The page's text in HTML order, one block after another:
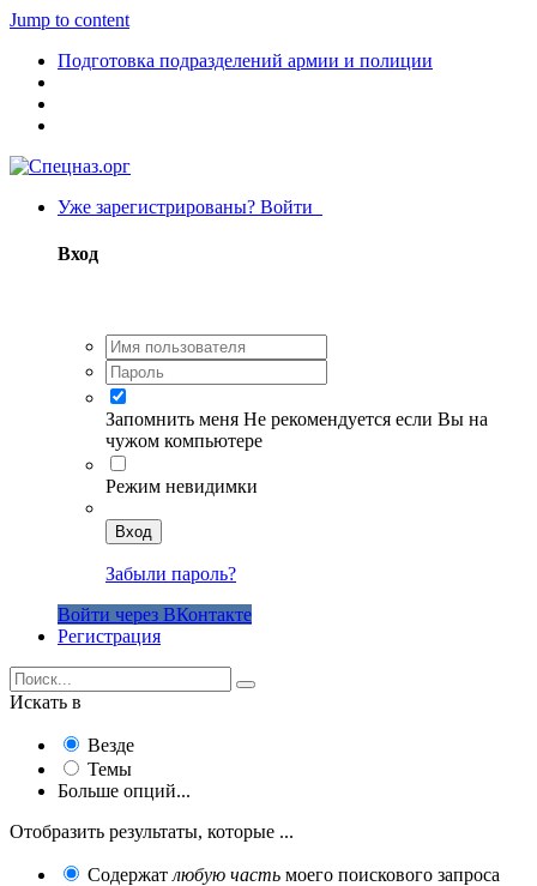
Jump to content
Подготовка подразделений армии и полиции
Уже зарегистрированы? Войти
Вход
Запомнить меня Не рекомендуется если Вы на
чужом компьютере
Режим невидимки
Вход
Забыли пароль?
Войти через ВКонтакте
Регистрация
Искать в
Везде
Темы
Больше опций...
Отобразить результаты, которые ...
Содержат любую часть моего поискового запроса